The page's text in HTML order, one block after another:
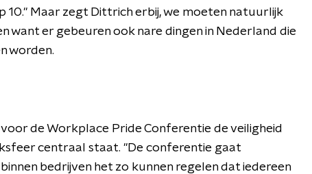
10." Maar zegt Dittrich erbij, we moeten natuurlijk
want er gebeuren ook nare dingen in Nederland die
worden.
de Workplace Pride Conferentie de veiligheid
centraal staat. "De conferentie gaat
bedrijven het zo kunnen regelen dat iedereen